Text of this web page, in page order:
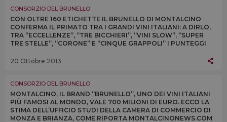
CONSORZIO DEL BRUNELLO
CON OLTRE 160 ETICHETTE IL BRUNELLO DI MONTALCINO
CONFERMA IL PRIMATO TRA I GRANDI VINI ITALIANI: A DIRLO,
TRA “ECCELLENZE”, “TRE BICCHIERI”, “VINI SLOW”, “SUPER
TRE STELLE”, “CORONE” E “CINQUE GRAPPOLI” I PUNTEGGI
20 Ottobre 2013
CONSORZIO DEL BRUNELLO
MONTALCINO, IL BRAND “BRUNELLO”, UNO DEI VINI ITALIANI
PIÙ FAMOSI AL MONDO, VALE 700 MILIONI DI EURO. ECCO LA
STIMA DELL’UFFICIO STUDI DELLA CAMERA DI COMMERCIO DI
MONZA E BRIANZA, COME RIPORTA MONTALCINONEWS.COM